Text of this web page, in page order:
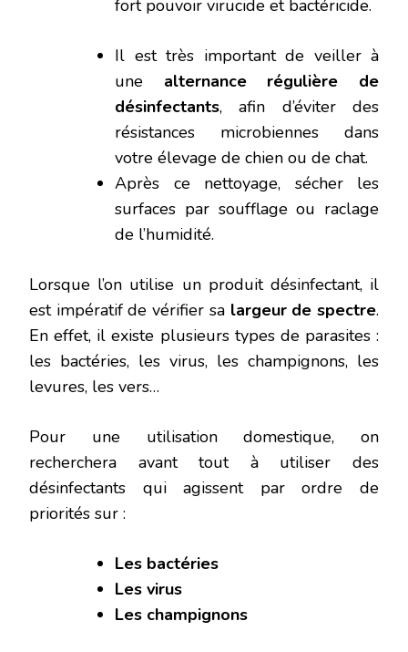
fort pouvoir virucide et bactéricide.
Il est très important de veiller à
une alternance régulière de
désinfectants, afin d’éviter des
résistances microbiennes dans
votre élevage de chien ou de chat.
Après ce nettoyage, sécher les
surfaces par soufflage ou raclage
de l’humidité.
Lorsque l’on utilise un produit désinfectant, il
est impératif de vérifier sa largeur de spectre.
En effet, il existe plusieurs types de parasites :
les bactéries, les virus, les champignons, les
levures, les vers…
Pour une utilisation domestique, on
recherchera avant tout à utiliser des
désinfectants qui agissent par ordre de
priorités sur :
Les bactéries
Les virus
Les champignons